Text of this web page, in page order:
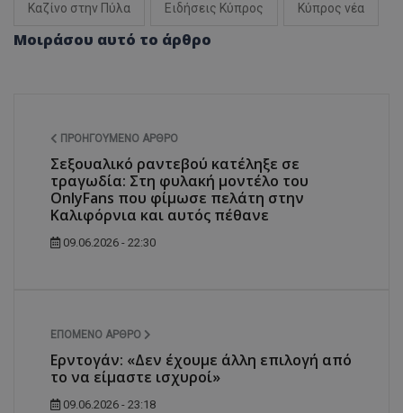
Καζίνο στην Πύλα Ειδήσεις Κύπρος Κύπρος νέα
Μοιράσου αυτό το άρθρο
ΠΡΟΗΓΟΎΜΕΝΟ ΆΡΘΡΟ
Σεξουαλικό ραντεβού κατέληξε σε
τραγωδία: Στη φυλακή μοντέλο του
OnlyFans που φίμωσε πελάτη στην
Καλιφόρνια και αυτός πέθανε
09.06.2026 - 22:30
ΕΠΌΜΕΝΟ ΆΡΘΡΟ
Ερντογάν: «Δεν έχουμε άλλη επιλογή από
το να είμαστε ισχυροί»
09.06.2026 - 23:18